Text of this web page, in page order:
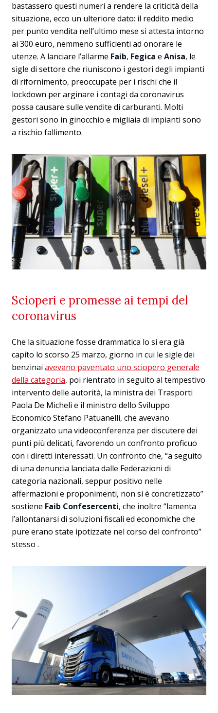
bastassero questi numeri a rendere la criticità della
situazione, ecco un ulteriore dato: il reddito medio
per punto vendita nell’ultimo mese si attesta intorno
ai 300 euro, nemmeno sufficienti ad onorare le
utenze. A lanciare l’allarme Faib, Fegica e Anisa, le
sigle di settore che riuniscono i gestori degli impianti
di rifornimento, preoccupate per i rischi che il
lockdown per arginare i contagi da coronavirus
possa causare sulle vendite di carburanti. Molti
gestori sono in ginocchio e migliaia di impianti sono
a rischio fallimento.
Scioperi e promesse ai tempi del
coronavirus
Che la situazione fosse drammatica lo si era già
capito lo scorso 25 marzo, giorno in cui le sigle dei
benzinai avevano paventato uno sciopero generale
della categoria, poi rientrato in seguito al tempestivo
intervento delle autorità, la ministra dei Trasporti
Paola De Micheli e il ministro dello Sviluppo
Economico Stefano Patuanelli, che avevano
organizzato una videoconferenza per discutere dei
punti più delicati, favorendo un confronto proficuo
con i diretti interessati. Un confronto che, “a seguito
di una denuncia lanciata dalle Federazioni di
categoria nazionali, seppur positivo nelle
affermazioni e proponimenti, non si è concretizzato”
sostiene Faib Confesercenti, che inoltre “lamenta
l’allontanarsi di soluzioni fiscali ed economiche che
pure erano state ipotizzate nel corso del confronto”
stesso .